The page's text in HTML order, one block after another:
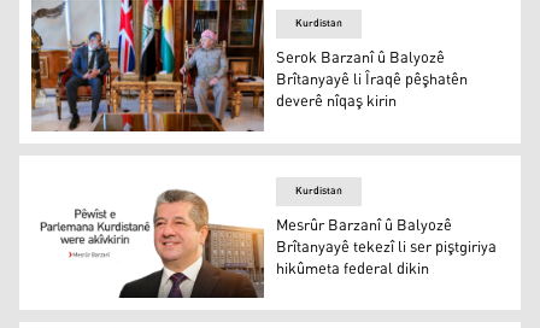
Serok Barzanî û Îrfan Sidîq
Kurdistan
Serok Barzanî û Balyozê
Brîtanyayê li Îraqê pêşhatên
deverê nîqaş kirin
Mesrûr Barzanî û Balyozê Brîtanyayê tekezî li ser
Kurdistan
Mesrûr Barzanî û Balyozê
Brîtanyayê tekezî li ser piştgiriya
hikûmeta federal dikin